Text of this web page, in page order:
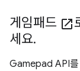
게임패드 open_in_new
세요.
Gamepad API를